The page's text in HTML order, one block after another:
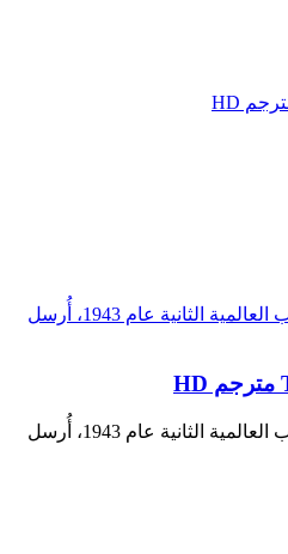
في الجبهة الشرقية للحرب العالمية الثانية عام 1943، أُرسل
في الجبهة الشرقية للحرب العالمية الثانية عام 1943، أُرسل